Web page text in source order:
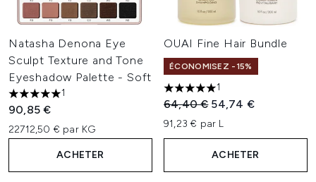
Natasha Denona Eye
Sculpt Texture and Tone
Eyeshadow Palette - Soft
5 étoiles sur un maximum de 5
1
90,85 €
22712,50 € par KG
ACHETER
OUAI Fine Hair Bundle
ÉCONOMISEZ -15%
5 étoiles sur un maximum de
1
Prix de vente :
64,40 € Prix ​​actuel :
54,74 €
91,23 € par L
ACHETER